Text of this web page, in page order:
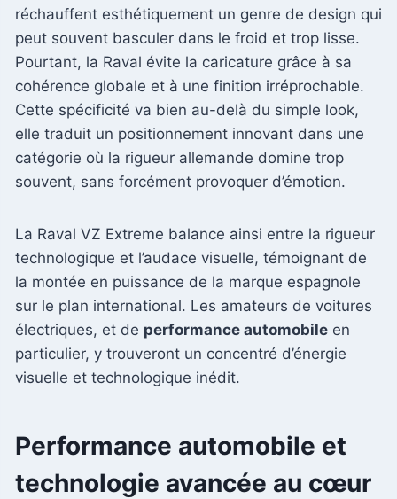
réchauffent esthétiquement un genre de design qui
peut souvent basculer dans le froid et trop lisse.
Pourtant, la Raval évite la caricature grâce à sa
cohérence globale et à une finition irréprochable.
Cette spécificité va bien au-delà du simple look,
elle traduit un positionnement innovant dans une
catégorie où la rigueur allemande domine trop
souvent, sans forcément provoquer d’émotion.
La Raval VZ Extreme balance ainsi entre la rigueur
technologique et l’audace visuelle, témoignant de
la montée en puissance de la marque espagnole
sur le plan international. Les amateurs de voitures
électriques, et de performance automobile en
particulier, y trouveront un concentré d’énergie
visuelle et technologique inédit.
Performance automobile et
technologie avancée au cœur